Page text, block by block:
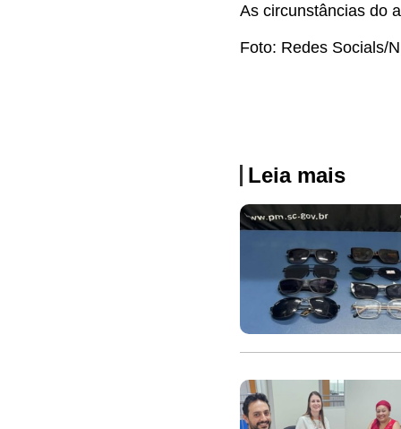
As circunstâncias do
Foto: Redes Socials/
Leia mais